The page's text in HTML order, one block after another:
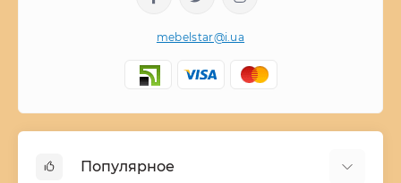
mebelstar@i.ua
Популярное